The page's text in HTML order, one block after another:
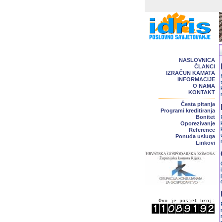
NASLOVNICA
ČLANCI
IZRAČUN KAMATA
INFORMACIJE
O NAMA
KONTAKT
Česta pitanja
Programi kreditiranja
Bonitet
Oporezivanje
Reference
Ponuda usluga
Linkovi
Ovo je posjet broj: